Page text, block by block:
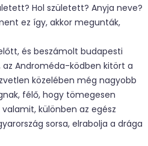
Hol született? Anyja neve?
ez így, akkor megunták,
és beszámolt budapesti
az Androméda-ködben kitört a
közelében még nagyobb
félő, hogy tömegesen
különben az egész
sorsa, elrabolja a drága